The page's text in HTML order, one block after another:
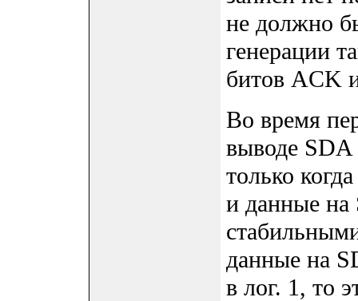
не должно
генерации
битов ACK
Во время
выводе SDA
только
и данные на
данные на
в лог. 1, то